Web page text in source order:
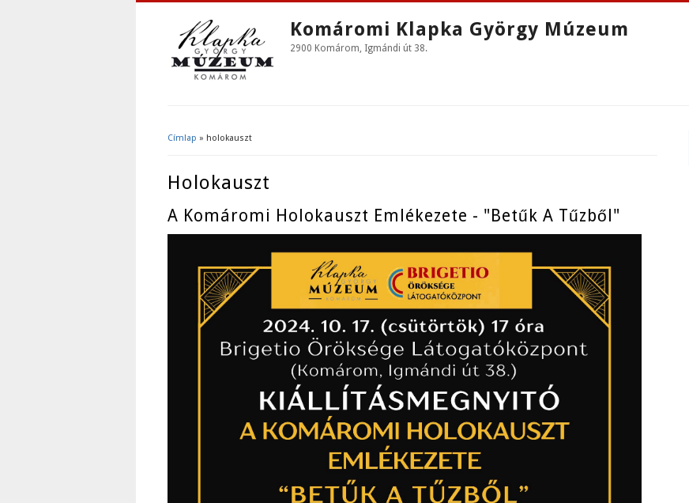
Komáromi Klapka György Múzeum
2900 Komárom, Igmándi út 38.
Címlap » holokauszt
Holokauszt
A Komáromi Holokauszt Emlékezete - "Betűk A Tűzből"